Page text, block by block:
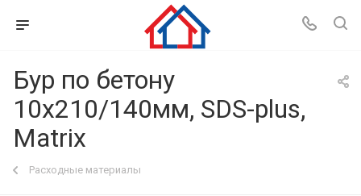
Бур по бетону
10x210/140мм, SDS-plus,
Matrix
Расходные материалы